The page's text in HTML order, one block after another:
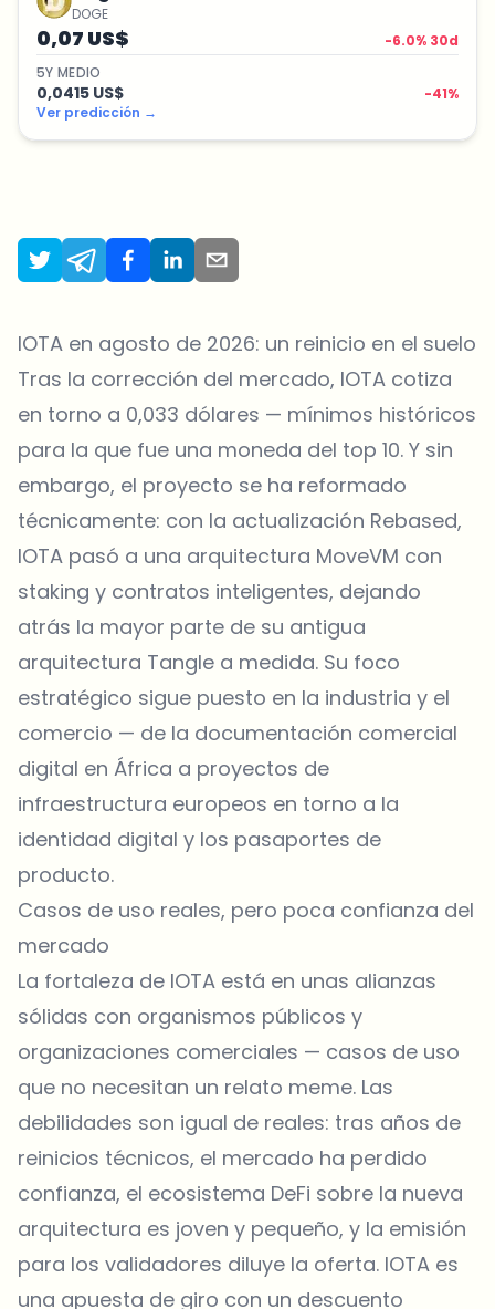
DOGE
0,07 US$ -6.0% 30d
5Y MEDIO
0,0415 US$ -41%
Ver predicción →
IOTA en agosto de 2026: un reinicio en el suelo
Tras la corrección del mercado, IOTA cotiza
en torno a 0,033 dólares — mínimos históricos
para la que fue una moneda del top 10. Y sin
embargo, el proyecto se ha reformado
técnicamente: con la actualización Rebased,
IOTA pasó a una arquitectura MoveVM con
staking y contratos inteligentes, dejando
atrás la mayor parte de su antigua
arquitectura Tangle a medida. Su foco
estratégico sigue puesto en la industria y el
comercio — de la documentación comercial
digital en África a proyectos de
infraestructura europeos en torno a la
identidad digital y los pasaportes de
producto.
Casos de uso reales, pero poca confianza del
mercado
La fortaleza de IOTA está en unas alianzas
sólidas con organismos públicos y
organizaciones comerciales — casos de uso
que no necesitan un relato meme. Las
debilidades son igual de reales: tras años de
reinicios técnicos, el mercado ha perdido
confianza, el ecosistema DeFi sobre la nueva
arquitectura es joven y pequeño, y la emisión
para los validadores diluye la oferta. IOTA es
una apuesta de giro con un descuento